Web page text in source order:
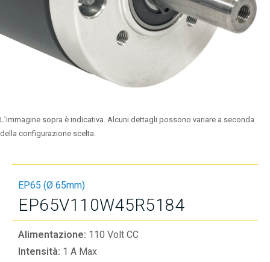
L’immagine sopra è indicativa. Alcuni dettagli possono variare a seconda
della configurazione scelta.
EP65 (Ø 65mm)
EP65V110W45R5184
Alimentazione: 110 Volt CC
Intensità: 1 A Max